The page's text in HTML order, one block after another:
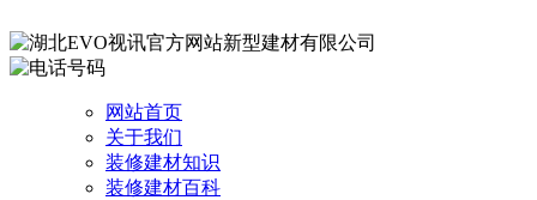
网站首页
关于我们
装修建材知识
装修建材百科